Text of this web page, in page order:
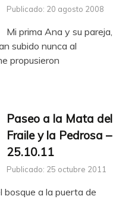
Publicado: 20 agosto 2008
Mi prima Ana y su pareja,
subido nunca al
propusieron
Paseo a la Mata del
Fraile y la Pedrosa –
25.10.11
Publicado: 25 octubre 2011
bosque a la puerta de